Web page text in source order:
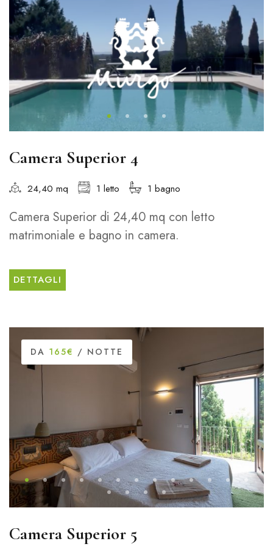
Camera Superior 4
24,40 mq 1 letto 1 bagno
Camera Superior di 24,40 mq con letto
matrimoniale e bagno in camera.
DETTAGLI
DA 165€ / NOTTE
Camera Superior 5